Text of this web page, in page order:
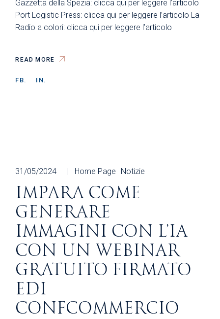
Gazzetta della Spezia: clicca qui per leggere l’articolo
Port Logistic Press: clicca qui per leggere l’articolo La
Radio a colori: clicca qui per leggere l’articolo
READ MORE
FB. IN.
31/05/2024 Home Page Notizie
IMPARA COME
GENERARE
IMMAGINI CON L’IA
CON UN WEBINAR
GRATUITO FIRMATO
EDI
CONFCOMMERCIO